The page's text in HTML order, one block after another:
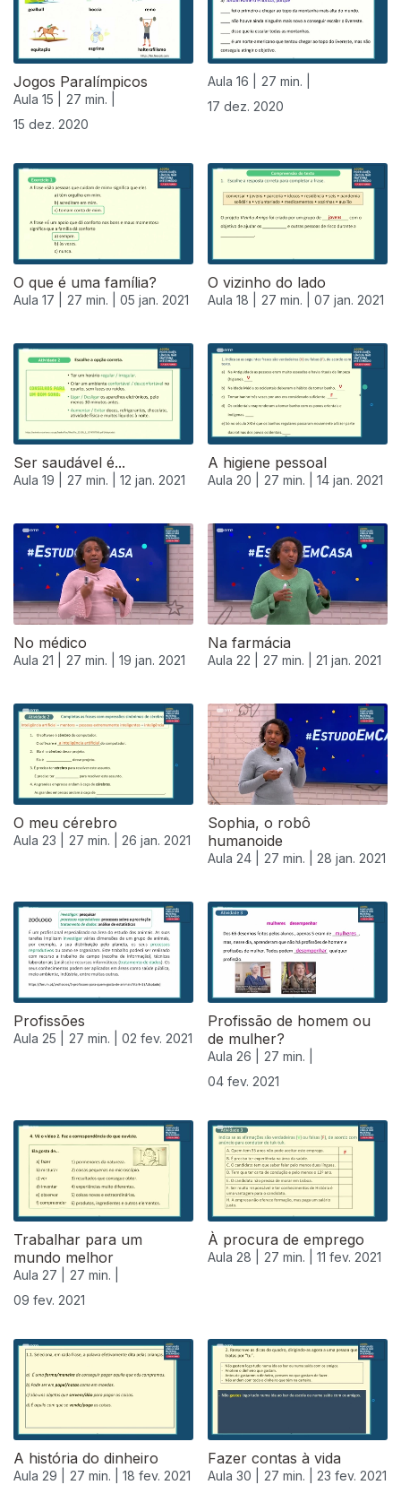
Jogos Paralímpicos
Aula 15 |
27 min. |
15 dez. 2020
Aula 16 |
27 min. |
17 dez. 2020
O que é uma família?
Aula 17 | 27 min. | 05 jan. 2021
O vizinho do lado
Aula 18 | 27 min. | 07 jan. 2021
Ser saudável é...
Aula 19 | 27 min. | 12 jan. 2021
A higiene pessoal
Aula 20 | 27 min. | 14 jan. 2021
No médico
Aula 21 | 27 min. | 19 jan. 2021
Na farmácia
Aula 22 | 27 min. | 21 jan. 2021
O meu cérebro
Aula 23 | 27 min. | 26 jan. 2021
Sophia, o robô
humanoide
Aula 24 | 27 min. | 28 jan. 2021
520665
Profissões
Aula 25 | 27 min. | 02 fev. 2021
Profissão de homem ou
de mulher?
Aula 26 |
27 min. |
04 fev. 2021
Trabalhar para um
mundo melhor
Aula 27 |
27 min. |
09 fev. 2021
À procura de emprego
Aula 28 | 27 min. | 11 fev. 2021
A história do dinheiro
Aula 29 | 27 min. | 18 fev. 2021
Fazer contas à vida
Aula 30 | 27 min. | 23 fev. 2021